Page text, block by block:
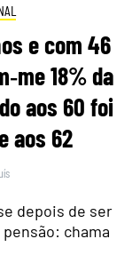
e com 46
18% da
aos 60 foi
aos 62
depois de ser
chama